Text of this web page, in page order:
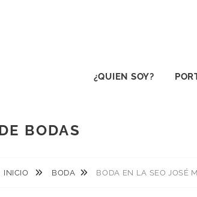
BODAS
¿QUIEN SOY?
INICIO BODA BODA EN LA SEO JOSÉ